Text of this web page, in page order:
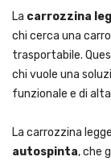
La carrozzina
chi cerca una
trasportabile.
chi vuole una
funzionale e di
La carrozzina
autospinta, che